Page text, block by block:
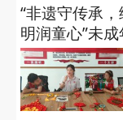
“非遗守传承
明润童心”未